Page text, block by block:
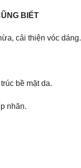
BIẾT
cải thiện vóc dáng.
bề mặt da.
nhăn.